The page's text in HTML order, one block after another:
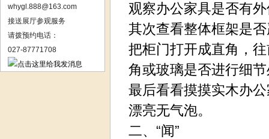
whygl.888@163.com
接送展厅参观服务
请拨预约电话：
027-87771708
观察办公家具是否有
其次查看整体框架是
把柜门打开成直角，
角或玻璃是否进行细
最后看看摸摸实木办
漂亮无气泡。
二、“闻”